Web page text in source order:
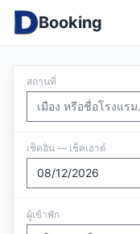
Booking
สถานที่
เช็คอิน — เช็คเอาต์
ผู้เข้าพัก